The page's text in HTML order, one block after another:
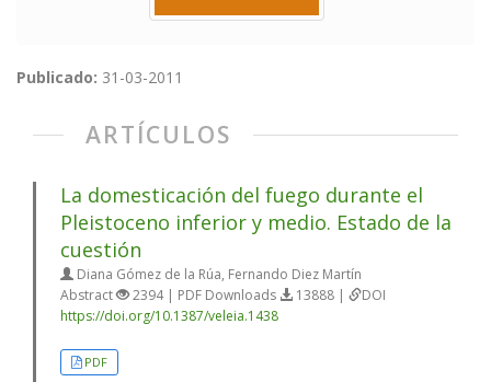
Publicado: 31-03-2011
ARTÍCULOS
La domesticación del fuego durante el
Pleistoceno inferior y medio. Estado de la
cuestión
Diana Gómez de la Rúa, Fernando Diez Martín
Abstract
2394 | PDF Downloads 13888 |
DOI
https://doi.org/10.1387/veleia.1438
PDF